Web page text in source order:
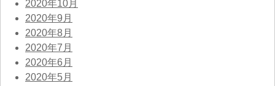
2020年10月
2020年9月
2020年8月
2020年7月
2020年6月
2020年5月